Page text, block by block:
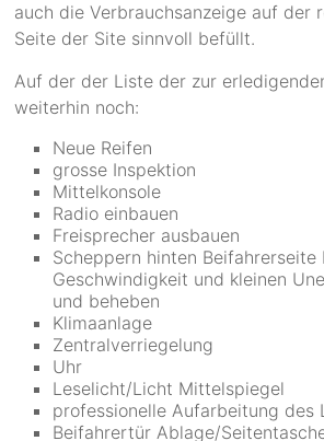
auch die Verbrauchsanzeige auf der
Seite der Site sinnvoll befüllt.
Auf der der Liste der zur
weiterhin noch:
Neue Reifen
grosse Inspektion
Mittelkonsole
Radio einbauen
Freisprecher ausbauen
Scheppern hinten
Geschwindigkeit und kleinen
und beheben
Klimaanlage
Zentralverriegelung
Uhr
Leselicht/Licht Mittelspiegel
professionelle Aufarbeitung des
Beifahrertür Ablage/